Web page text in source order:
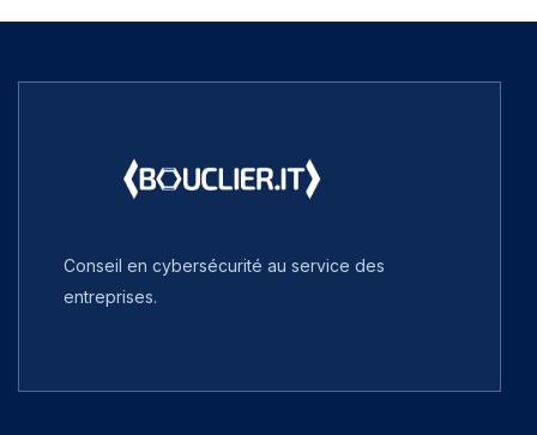
Conseil en cybersécurité au service des
entreprises.